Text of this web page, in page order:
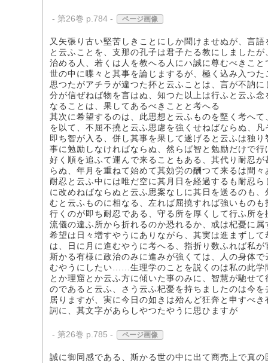
- 第26巻 p.784 - ページ画像
又矢張り古い堅苦しきことにしか聞けませぬが、言
と云ふことを、支那の孔子は君子たる教にしました
治める人、若くは人を教へる人にハ誠に尊むべきこ
世の中に喋々と其事を論じまするが、極く込み入つ
思つたがアチラが違つた抔と云ふことは、言が不訥
分が信ぜねば物を言はぬ、知つた以上は行ふと云ふ
なることは、果してあるべきことと考へる
其次に希望するのは、此思想と云ふものを堅く考へ
を以て、不屈不撓と云ふ思慮を強くせねばならぬ、
即ち智が入る、併し其事を果して遂げると云ふは独
事に勉励しなければならぬ、然らば智と勉励だけで
好く順を追ふて運んで来ることもある、其代り耐忍
らぬ、年月を重ねて始めて其効労の酬つて来るは間
耐忍と云ふ中には唯だ空に其月日を経過するも耐忍
に改めねばならぬと云ふ思案なしに其日を送るのも
むと云ふものに相なる、左れば屈撓すれば強いもの
行くのが即ち耐忍である、守る所を厚くして行ふ所
流儀の違ふ所から折れるのか恐れるか、或は杞憂に
希望は日々増すやうにありながら、其実は進まずし
は、日に月に進むやうに考へる、指折り数ふれば私
斯かる有様に政治のみに進みが強くては、人の身体
むやうにしたい……生理学のことを説くのは私の此学
とか理窟とか云ふ方に傾いた事のみに、智慧が馳せ
のであると云ふ、さう云ふ杞憂を持ちましたのは今
居りますが、実に今日の如きは殆んど狂奔と申すべ
詞に、其文字があらしやつたやうに思ひますが
- 第26巻 p.785 - ページ画像
誠に御同感である、斯かる世の中に出て商売上で真